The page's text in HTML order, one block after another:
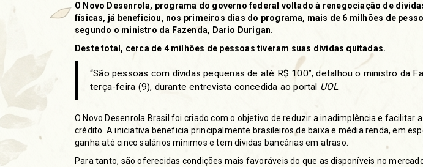
O Novo Desenrola, programa do governo federal voltado à renegociação de
físicas, já beneficiou, nos primeiros dias do programa, mais de 6 milhões de
segundo o ministro da Fazenda, Dario Durigan.
Deste total, cerca de 4 milhões de pessoas tiveram suas dívidas quitadas.
“São pessoas com dívidas pequenas de até R$ 100”, detalhou o ministro da
terça-feira (9), durante entrevista concedida ao portal UOL.
O Novo Desenrola Brasil foi criado com o objetivo de reduzir a inadimplência e facilitar
crédito. A iniciativa beneficia principalmente brasileiros de baixa e média renda, em
ganha até cinco salários mínimos e tem dívidas bancárias em atraso.
Para tanto, são oferecidas condições mais favoráveis do que as disponíveis no